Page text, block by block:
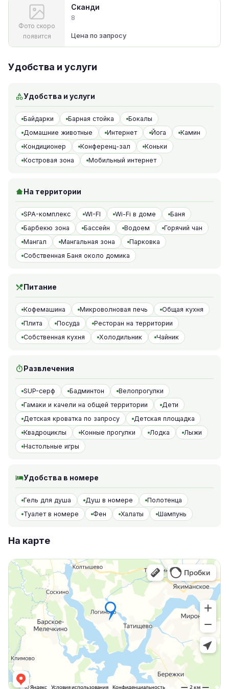
Фото скоро
появится
Сканди
8
Цена по запросу
Удобства и услуги
Удобства и услуги
Байдарки Барная стойка
Бокалы
Домашние животные
Интернет Йога
Камин
Кондиционер
Конференц-зал
Коньки
Костровая зона
Мобильный интернет
На территории
SPA-комплекс WI-FI Wi-Fi в доме
Баня
Барбекю зона
Бассейн Водоем
Горячий чан
Мангал
Мангальная зона
Парковка
Собственная Баня около домика
Питание
Кофемашина Микроволновая печь
Общая кухня
Плита
Посуда
Ресторан на территории
Собственная кухня
Холодильник Чайник
Развлечения
SUP-серф Бадминтон
Велопрогулки
Гамаки и качели на общей территории
Дети
Детская кроватка по запросу
Детская площадка
Квадроциклы
Конные прогулки Лодка
Лыжи
Настольные игры
Удобства в номере
Гель для душа Душ в номере
Полотенца
Туалет в номере
Фен Халаты Шампунь
На карте